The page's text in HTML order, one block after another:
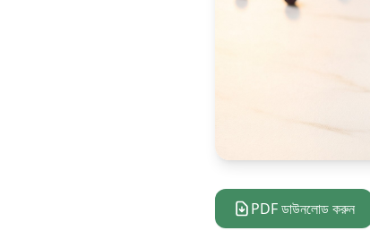
PDF ডাউনলোড করুন